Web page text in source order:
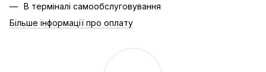
В терміналі самообслуговування
Більше інформації про оплату